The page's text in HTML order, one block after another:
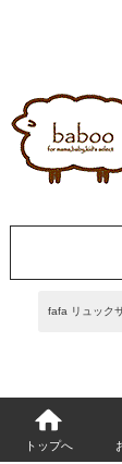
fafa リュック
トップへ